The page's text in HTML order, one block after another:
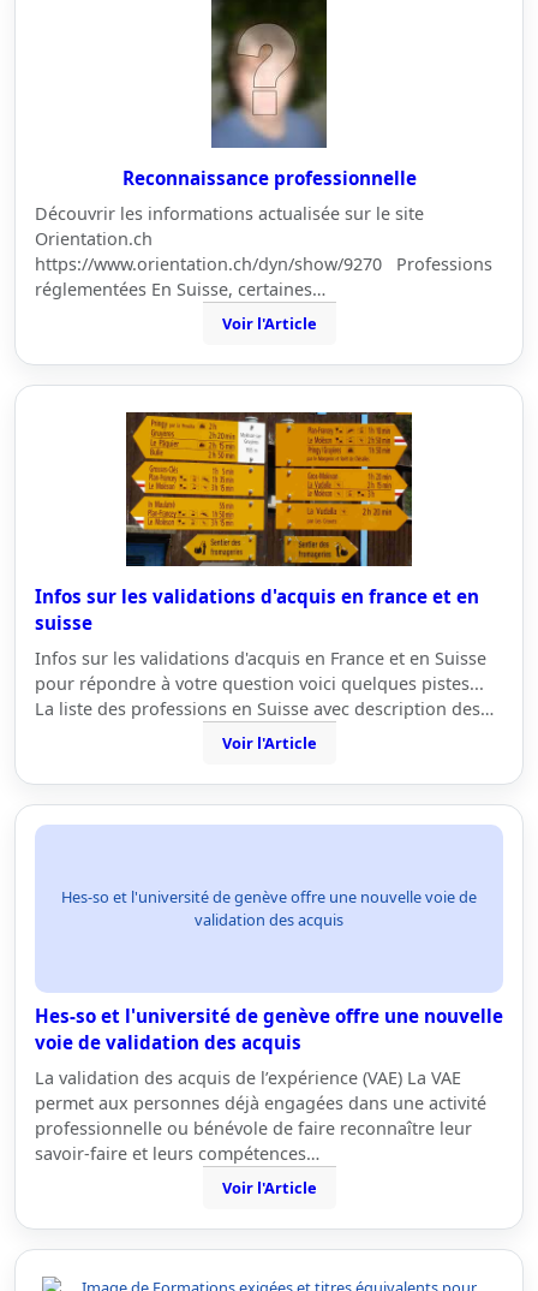
Reconnaissance professionnelle
Découvrir les informations actualisée sur le site
Orientation.ch
https://www.orientation.ch/dyn/show/9270 Professions
réglementées En Suisse, certaines…
Voir l'Article
Infos sur les validations d'acquis en france et en
suisse
Infos sur les validations d'acquis en France et en Suisse
pour répondre à votre question voici quelques pistes...
La liste des professions en Suisse avec description des…
Voir l'Article
Hes-so et l'université de genève offre une nouvelle voie de
validation des acquis
Hes-so et l'université de genève offre une nouvelle
voie de validation des acquis
La validation des acquis de l’expérience (VAE) La VAE
permet aux personnes déjà engagées dans une activité
professionnelle ou bénévole de faire reconnaître leur
savoir-faire et leurs compétences…
Voir l'Article